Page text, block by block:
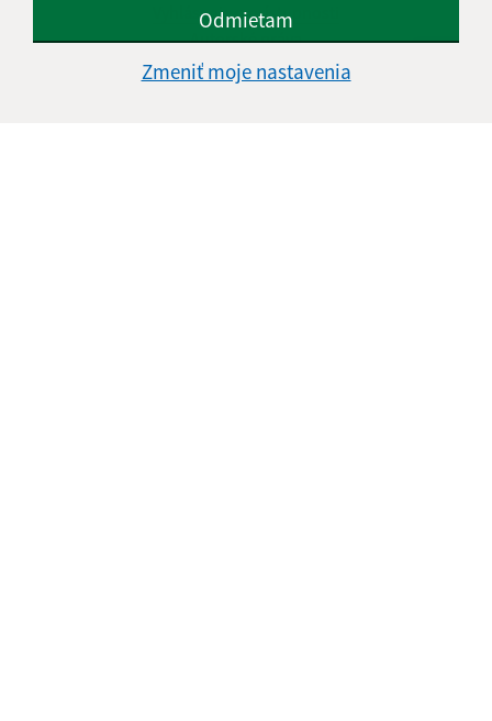
Odmietam
Zmeniť moje nastavenia
Vyhlásenie o prístupnosti
Autorské práva
Ochrana osobných údajov